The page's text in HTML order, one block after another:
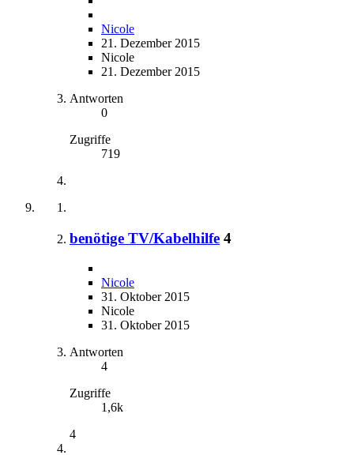
Nicole
21. Dezember 2015
Nicole
21. Dezember 2015
Antworten
0
Zugriffe
719
benötige TV/Kabelhilfe 4
Nicole
31. Oktober 2015
Nicole
31. Oktober 2015
Antworten
4
Zugriffe
1,6k
4